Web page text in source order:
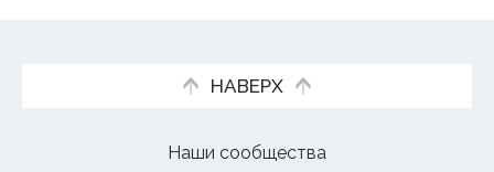
НАВЕРХ
Наши сообщества